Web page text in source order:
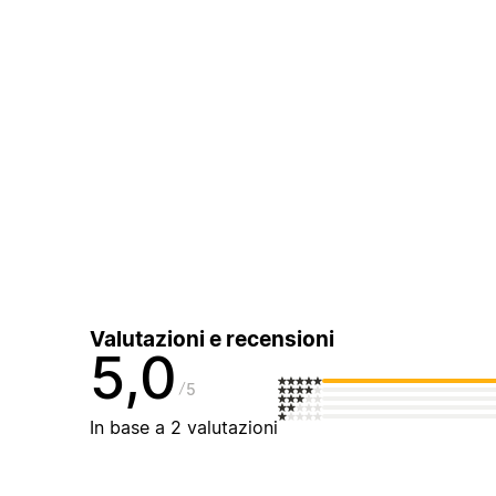
Valutazioni e recensioni
5,0 5
In base a 2 valutazioni